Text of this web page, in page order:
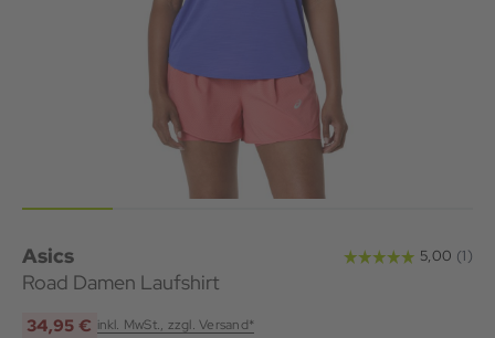
Asics
Road Damen Laufshirt
34,95 € inkl. MwSt., zzgl. Versand*